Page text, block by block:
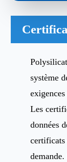
système
Les
données
certificats